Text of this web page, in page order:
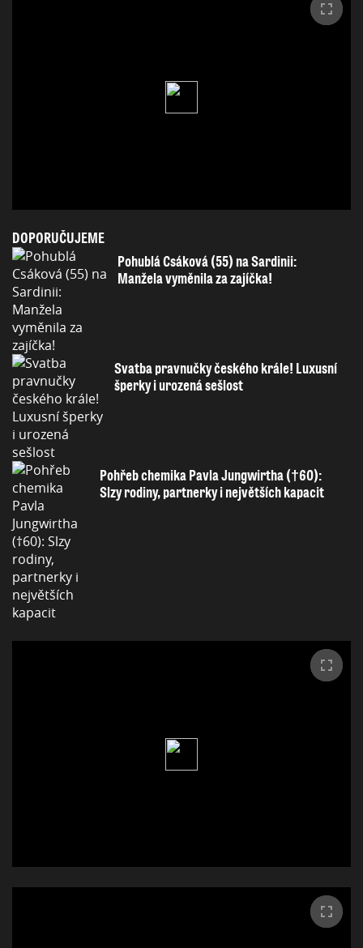
DOPORUČUJEME
Pohublá Csáková (55) na Sardinii:
Manžela vyměnila za zajíčka!
Svatba pravnučky českého krále! Luxusní
šperky i urozená sešlost
Pohřeb chemika Pavla Jungwirtha (†60):
Slzy rodiny, partnerky i největších kapacit